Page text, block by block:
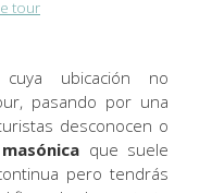
tour
ubicación no
pasando por una
desconocen o
que suele
pero tendrás